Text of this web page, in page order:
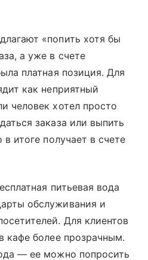
«попить хотя бы
а уже в счете
платная позиция. Для
как неприятный
человек хотел просто
заказа или выпить
итоге получает в счете
питьевая вода
обслуживания и
Для клиентов
кафе более прозрачным.
— ее можно попросить